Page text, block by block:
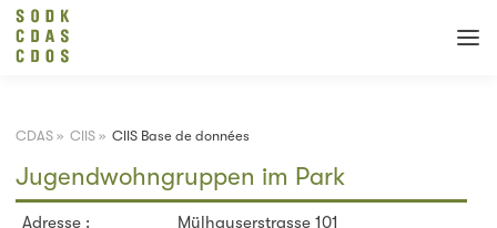
CDAS » CIIS » CIIS Base de données
Jugendwohngruppen im Park
Adresse : Mülhauserstrasse 101